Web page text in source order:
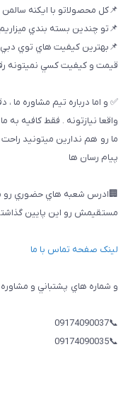
📌كل محصولاتو با ايكنه
📌تو چندين بسته بندي
📌بهترين كيفيت هاي توي دبي
قيمت و كيفيت كسي نميتونه
✅ و اما درباره تيم مشاوره
واقعا نيازتونه . فقط كافيه
ما رو هم ندارين ميتونيد
پيام رسان ها
🏢ادرس شعبه هاي حضوري رو
مستقیمش رو این پایین
لینک صفحه تماس با ما
و شماره هاي پشتباني و مشاوره
📞09174090037
📞09174090035